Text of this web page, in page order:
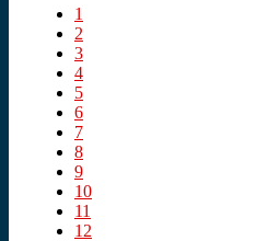
1
2
3
4
5
6
7
8
9
10
11
12